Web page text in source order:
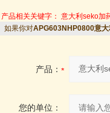
产品相关关键字： 意大利seko加
如果你对APG603NHP0800意
产品：
您的单位：